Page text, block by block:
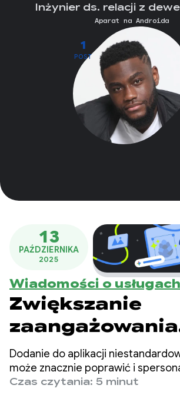
1
POST
Inżynier ds. relacji z
Aparat na Androida
13
PAŹDZIERNIKA
2025
Wiadomości o usługach
Zwiększanie
zaangażowania
użytkowników
generowaniu
przez AI
Dodanie do aplikacji
może znacznie poprawić i
wrażenia użytkowników oraz
Czas czytania: 5 minut